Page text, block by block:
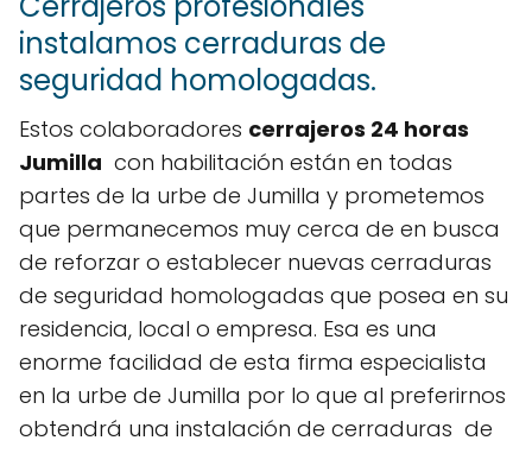
instalamos cerraduras de
seguridad homologadas.
Estos colaboradores cerrajeros 24 horas
Jumilla con habilitación están en todas
partes de la urbe de Jumilla y prometemos
que permanecemos muy cerca de en busca
de reforzar o establecer nuevas cerraduras
de seguridad homologadas que posea en su
residencia, local o empresa. Esa es una
enorme facilidad de esta firma especialista
en la urbe de Jumilla por lo que al preferirnos
obtendrá una instalación de cerraduras de